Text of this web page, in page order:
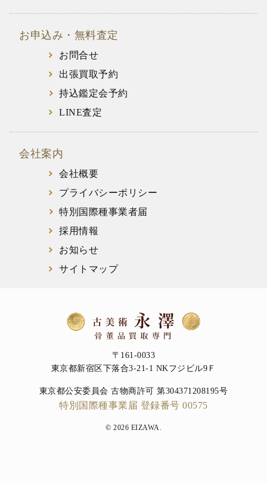
お申込み・無料査定
お問合せ
出張買取予約
持込鑑定会予約
LINE査定
会社案内
会社概要
プライバシーポリシー
特別国際種事業者届
採用情報
お知らせ
サイトマップ
〒161-0033
東京都新宿区下落合3-21-1 NKフジビル9Ｆ
東京都公安委員会 古物商許可 第304371208195号
特別国際種事業届 登録番号 00575
© 2026 EIZAWA.